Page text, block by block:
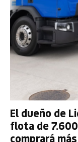
El dueño de
flota de
comprará más